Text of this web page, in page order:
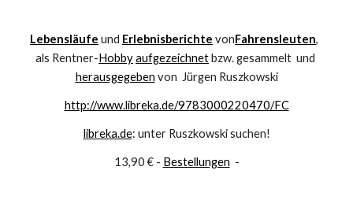
Lebensläufe und Erlebnisberichte vonFahrensleuten,
als Rentner-Hobbyaufgezeichnet
herausgegeben von  Jürgen Ruszkowski
http://www.libreka.de/9783000220470/FC
libreka.de: unter Ruszkowski suchen!
13,90 € - Bestellungen
  -